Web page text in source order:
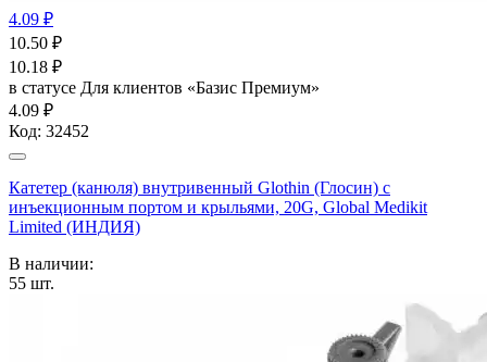
4.09 ₽
10.50 ₽
10.18 ₽
в статусе Для клиентов «Базис Премиум»
4.09 ₽
Код: 32452
Катетер (канюля) внутривенный Glothin (Глосин) с
инъекционным портом и крыльями, 20G, Global Medikit
Limited (ИНДИЯ)
В наличии:
55 шт.